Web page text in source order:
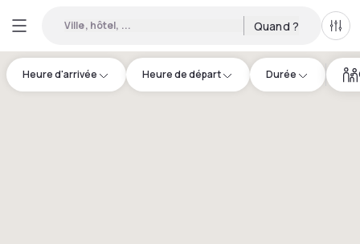
Ville, hôtel, ... Quand ?
Heure d'arrivée Heure de départ Durée